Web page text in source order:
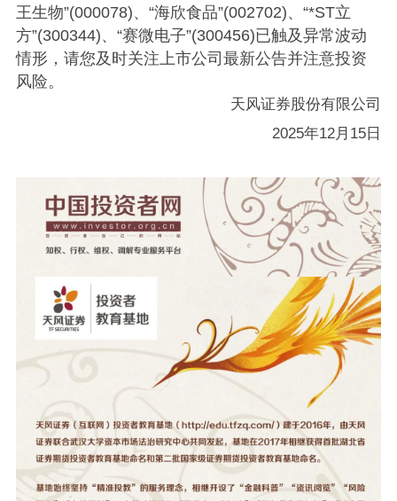
王生物”(000078)、“海欣食品”(002702)、“*ST立
方”(300344)、“赛微电子”(300456)已触及异常波动
情形，请您及时关注上市公司最新公告并注意投资
风险。
天风证券股份有限公司
2025年12月15日